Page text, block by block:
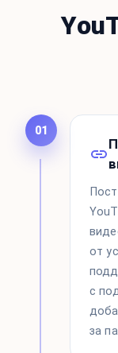
01
от
с
за